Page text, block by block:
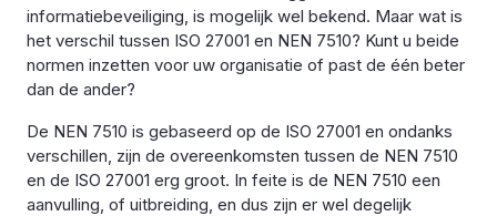
informatiebeveiliging, is mogelijk wel bekend. Maar wat is
het verschil tussen ISO 27001 en NEN 7510? Kunt u beide
normen inzetten voor uw organisatie of past de één beter
dan de ander?
De NEN 7510 is gebaseerd op de ISO 27001 en ondanks
verschillen, zijn de overeenkomsten tussen de NEN 7510
en de ISO 27001 erg groot. In feite is de NEN 7510 een
aanvulling, of uitbreiding, en dus zijn er wel degelijk